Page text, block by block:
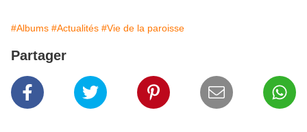
#Albums #Actualités #Vie de la paroisse
Partager